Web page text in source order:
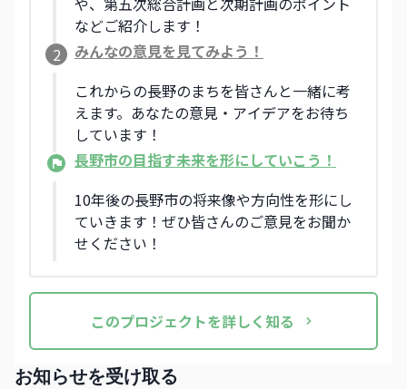
などご紹介します！
2
みんなの意見を見てみよう！
これからの長野のまちを皆さんと一緒に考
えます。あなたの意見・アイデアをお待ち
しています！
長野市の目指す未来を形にしていこう！
10年後の長野市の将来像や方向性を形にし
ていきます！ぜひ皆さんのご意見をお聞か
せください！
このプロジェクトを詳しく知る
お知らせを受け取る